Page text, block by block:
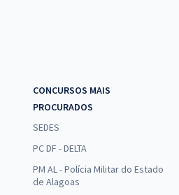
CONCURSOS MAIS
PROCURADOS
SEDES
PC DF - DELTA
PM AL - Polícia Militar do Estado
de Alagoas